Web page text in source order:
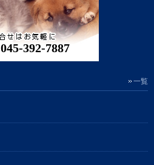
045-392-7887
一覧